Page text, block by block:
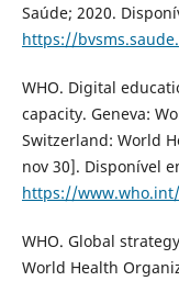
Saúde; 2020.
https://
WHO. Digital
capacity. Geneva:
Switzerland: World
nov 30]. Disponível
https://
WHO. Global
World Health